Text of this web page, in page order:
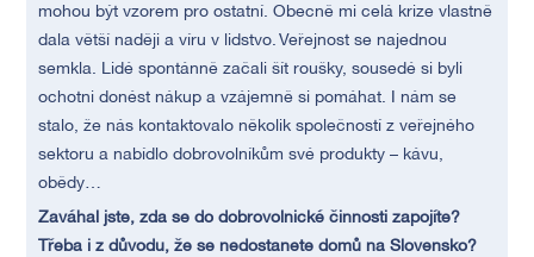
mohou být vzorem pro ostatní. Obecně mi celá krize vlastně
dala větší naději a víru v lidstvo. Veřejnost se najednou
semkla. Lidé spontánně začali šít roušky, sousedé si byli
ochotni donést nákup a vzájemně si pomáhat. I nám se
stalo, že nás kontaktovalo několik společností z veřejného
sektoru a nabídlo dobrovolníkům své produkty – kávu,
obědy…
Zaváhal jste, zda se do dobrovolnické činnosti zapojíte?
Třeba i z důvodu, že se nedostanete domů na Slovensko?